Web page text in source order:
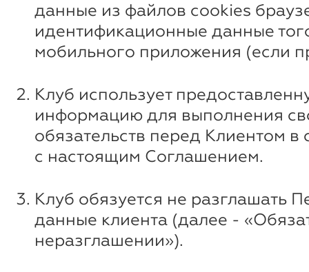
данные из файлов cookies
идентификационные данные
мобильного приложения (если
Клуб использует
информацию для выполнения
обязательств перед Клиентом в
с настоящим Соглашением.
Клуб обязуется не разглашать
данные клиента (далее -
неразглашении»).